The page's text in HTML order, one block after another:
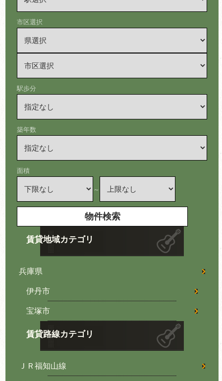
市区選択
駅歩分
築年数
面積
～
賃貸地域カテゴリ
兵庫県
伊丹市
宝塚市
賃貸路線カテゴリ
ＪＲ福知山線